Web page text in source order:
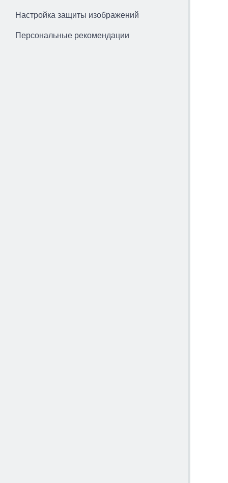
Настройка защиты изображений
Персональные рекомендации